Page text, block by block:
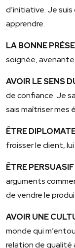
d’initiative. Je
apprendre.
LA BONNE
soignée, avenante
AVOIR LE SENS
de confiance. Je
sais maîtriser mes
ÊTRE
froisser le client,
ÊTRE PERSUASIF
arguments
de vendre le
AVOIR UNE
monde qui
relation de qualité